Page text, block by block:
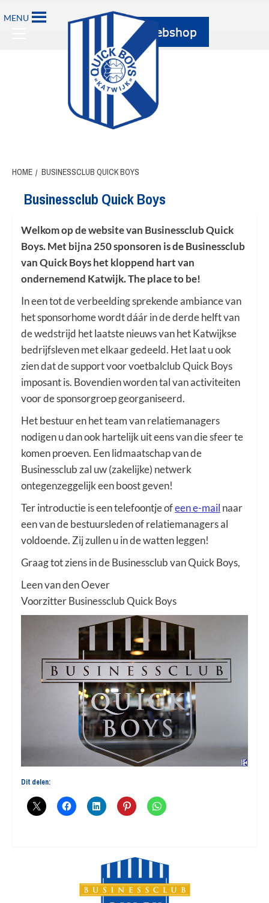
naar
MENU
Primary
HOME BUSINESSCLUB QUICK BOYS
Businessclub Quick Boys
Welkom op de website van Businessclub Quick
Boys. Met bijna 250 sponsoren is de Businessclub
van Quick Boys het kloppend hart van
ondernemend Katwijk. The place to be!
In een tot de verbeelding sprekende ambiance van
het sponsorhome wordt dáár in de derde helft van
de wedstrijd het laatste nieuws van het Katwijkse
bedrijfsleven met elkaar gedeeld. Het laat u ook
zien dat de support voor voetbalclub Quick Boys
imposant is. Bovendien worden tal van activiteiten
voor de sponsorgroep georganiseerd.
Het bestuur en het team van relatiemanagers
nodigen u dan ook hartelijk uit eens van die sfeer te
komen proeven. Een lidmaatschap van de
Businessclub zal uw (zakelijke) netwerk
ontegenzeggelijk een boost geven!
Ter introductie is een telefoontje ofeen e-mail naar
een van de bestuursleden of relatiemanagers al
voldoende. Zij zullen u in de watten leggen!
Graag tot ziens in de Businessclub van Quick Boys,
Leen van den Oever
Voorzitter Businessclub Quick Boys
Dit delen: